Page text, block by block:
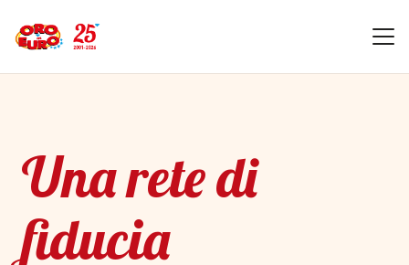
Una rete di
fiducia